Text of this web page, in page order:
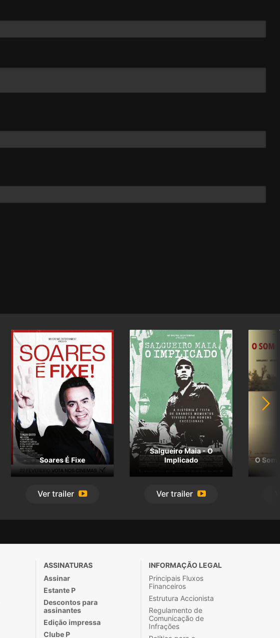
Soares É Fixe
Ver trailer
Salgueiro Maia - O
Implicado
Ver trailer
O Som
ASSINATURAS
Assinar
Estante P
Descontos para
assinantes
Edição impressa
Clube P
INFORMAÇÃO LEGAL
Principais Fluxos
Financeiros
Estrutura Accionista
Regulamento de
Comunicação de
Infrações